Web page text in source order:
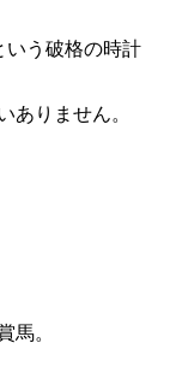
いう破格の時計
ありません。
馬。